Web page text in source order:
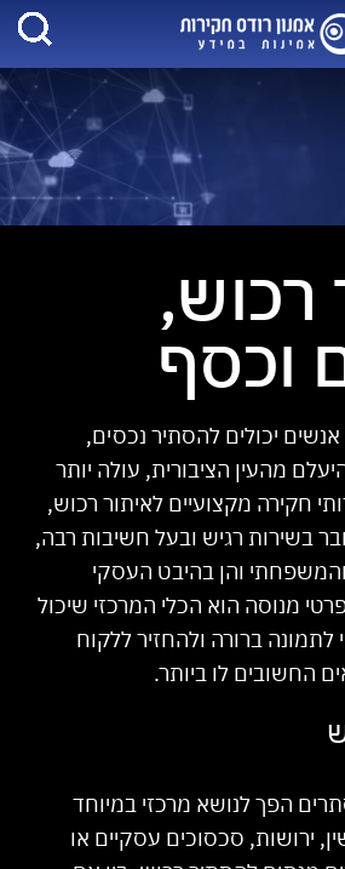
רכוש,
וכסף
אנשים יכולים להסתיר נכסים,
מהעין הציבורית, עולה יותר
חקירה מקצועיים לאיתור רכוש,
בשירות רגיש ובעל חשיבות רבה,
והן בהיבט העסקי
מנוסה הוא הכלי המרכזי שיכול
ברורה ולהחזיר ללקוח
החשובים לו ביותר.
הפך לנושא מרכזי במיוחד
ירושות, סכסוכים עסקיים או